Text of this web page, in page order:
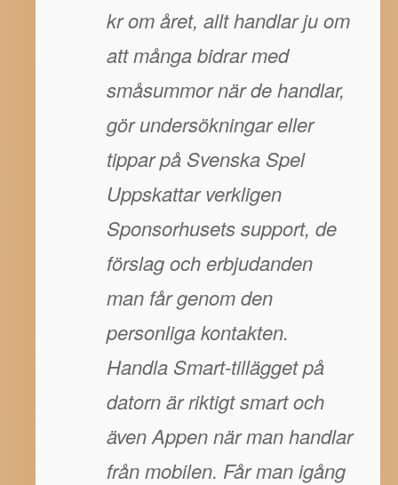
kr om året, allt handlar ju om
att många bidrar med
småsummor när de handlar,
gör undersökningar eller
tippar på Svenska Spel
Uppskattar verkligen
Sponsorhusets support, de
förslag och erbjudanden
man får genom den
personliga kontakten.
Handla Smart-tillägget på
datorn är riktigt smart och
även Appen när man handlar
från mobilen. Får man igång